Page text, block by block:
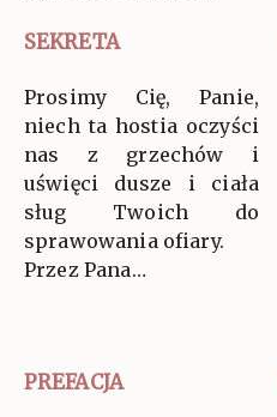
SEKRETA
Prosimy Cię, Panie,
niech ta hostia oczyści
nas z grzechów i
uświęci dusze i ciała
sług Twoich do
sprawowania ofiary.
Przez Pana…
PREFACJA